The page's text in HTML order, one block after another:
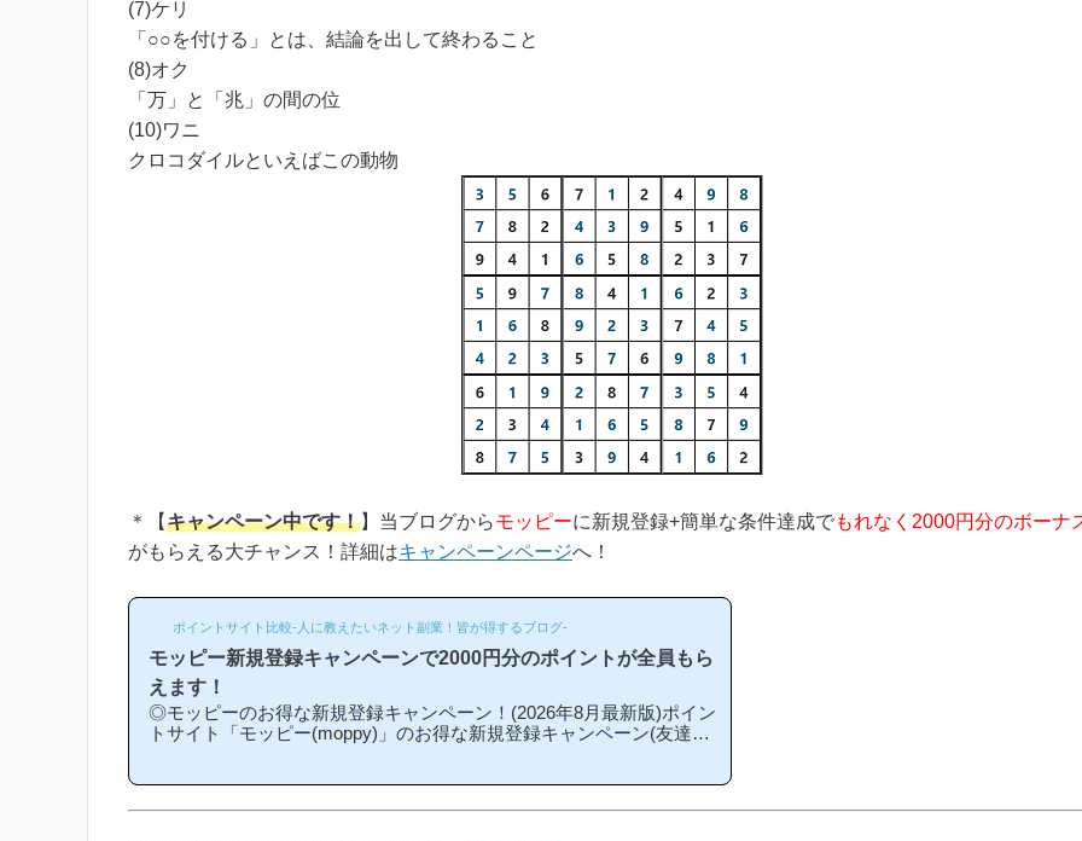
(7)ケリ
「○○を付ける」とは、結論を出して終わること
(8)オク
「万」と「兆」の間の位
(10)ワニ
クロコダイルといえばこの動物
＊【キャンペーン中です！】当ブログからモッピーに新規登録+簡単な条件達成でもれなく2000円分のボーナ
がもらえる大チャンス！詳細はキャンペーンページへ！
ポイントサイト比較-人に教えたいネット副業！皆が得するブログ-
モッピー新規登録キャンペーンで2000円分のポイントが全員もら
えます！
◎モッピーのお得な新規登録キャンペーン！(2026年8月最新版)ポイン
トサイト「モッピー(moppy)」のお得な新規登録キャンペーン(友達紹
ンの内容は「モッピーに新規登録(無料)して簡単な条件を満たすと、